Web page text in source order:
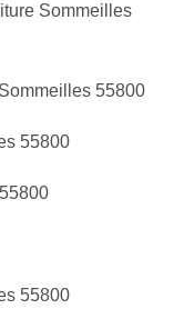
Sommeilles
55800
55800
55800